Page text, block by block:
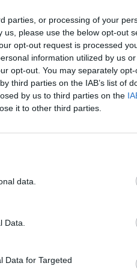
parties, or processing of your
please use the below opt-out
opt-out request is processed
information utilized by us
opt-out. You may separately
third parties on the IAB’s list of
by us to third parties on the
it to other third parties.
data.
Data.
Data for Targeted
8 800 66366
8 800 77277